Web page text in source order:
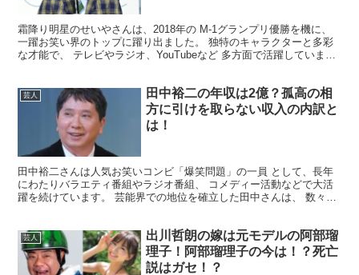
霜降り明星のせいやさんは、2018年の M-1グランプリ優勝を機に、
一躍お笑い界のトップに躍り出ました。 独特のキャラクターと多彩
な才能で、 テレビやラジオ、YouTubeなど 多方面で活躍していま
芸人
田中裕二の年収は2億？孤高の相
方に引けを取らない収入の内訳と
は！
田中裕二さんは人気お笑いコンビ「爆笑問題」の一員 として、長年
にわたりバラエティ番組やラジオ番組、 コメディー活動などで大活
躍を続けています。 芸能界での地位を確立した田中さんは、 数々の
芸人
出川哲朗の嫁は元モデルの阿部瑠
理子！阿部瑠理子の今は！？死亡
説はガセ！？